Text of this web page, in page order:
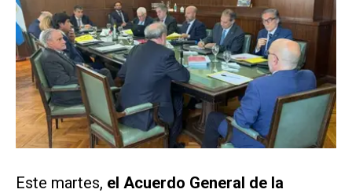
Este martes, el Acuerdo General de la